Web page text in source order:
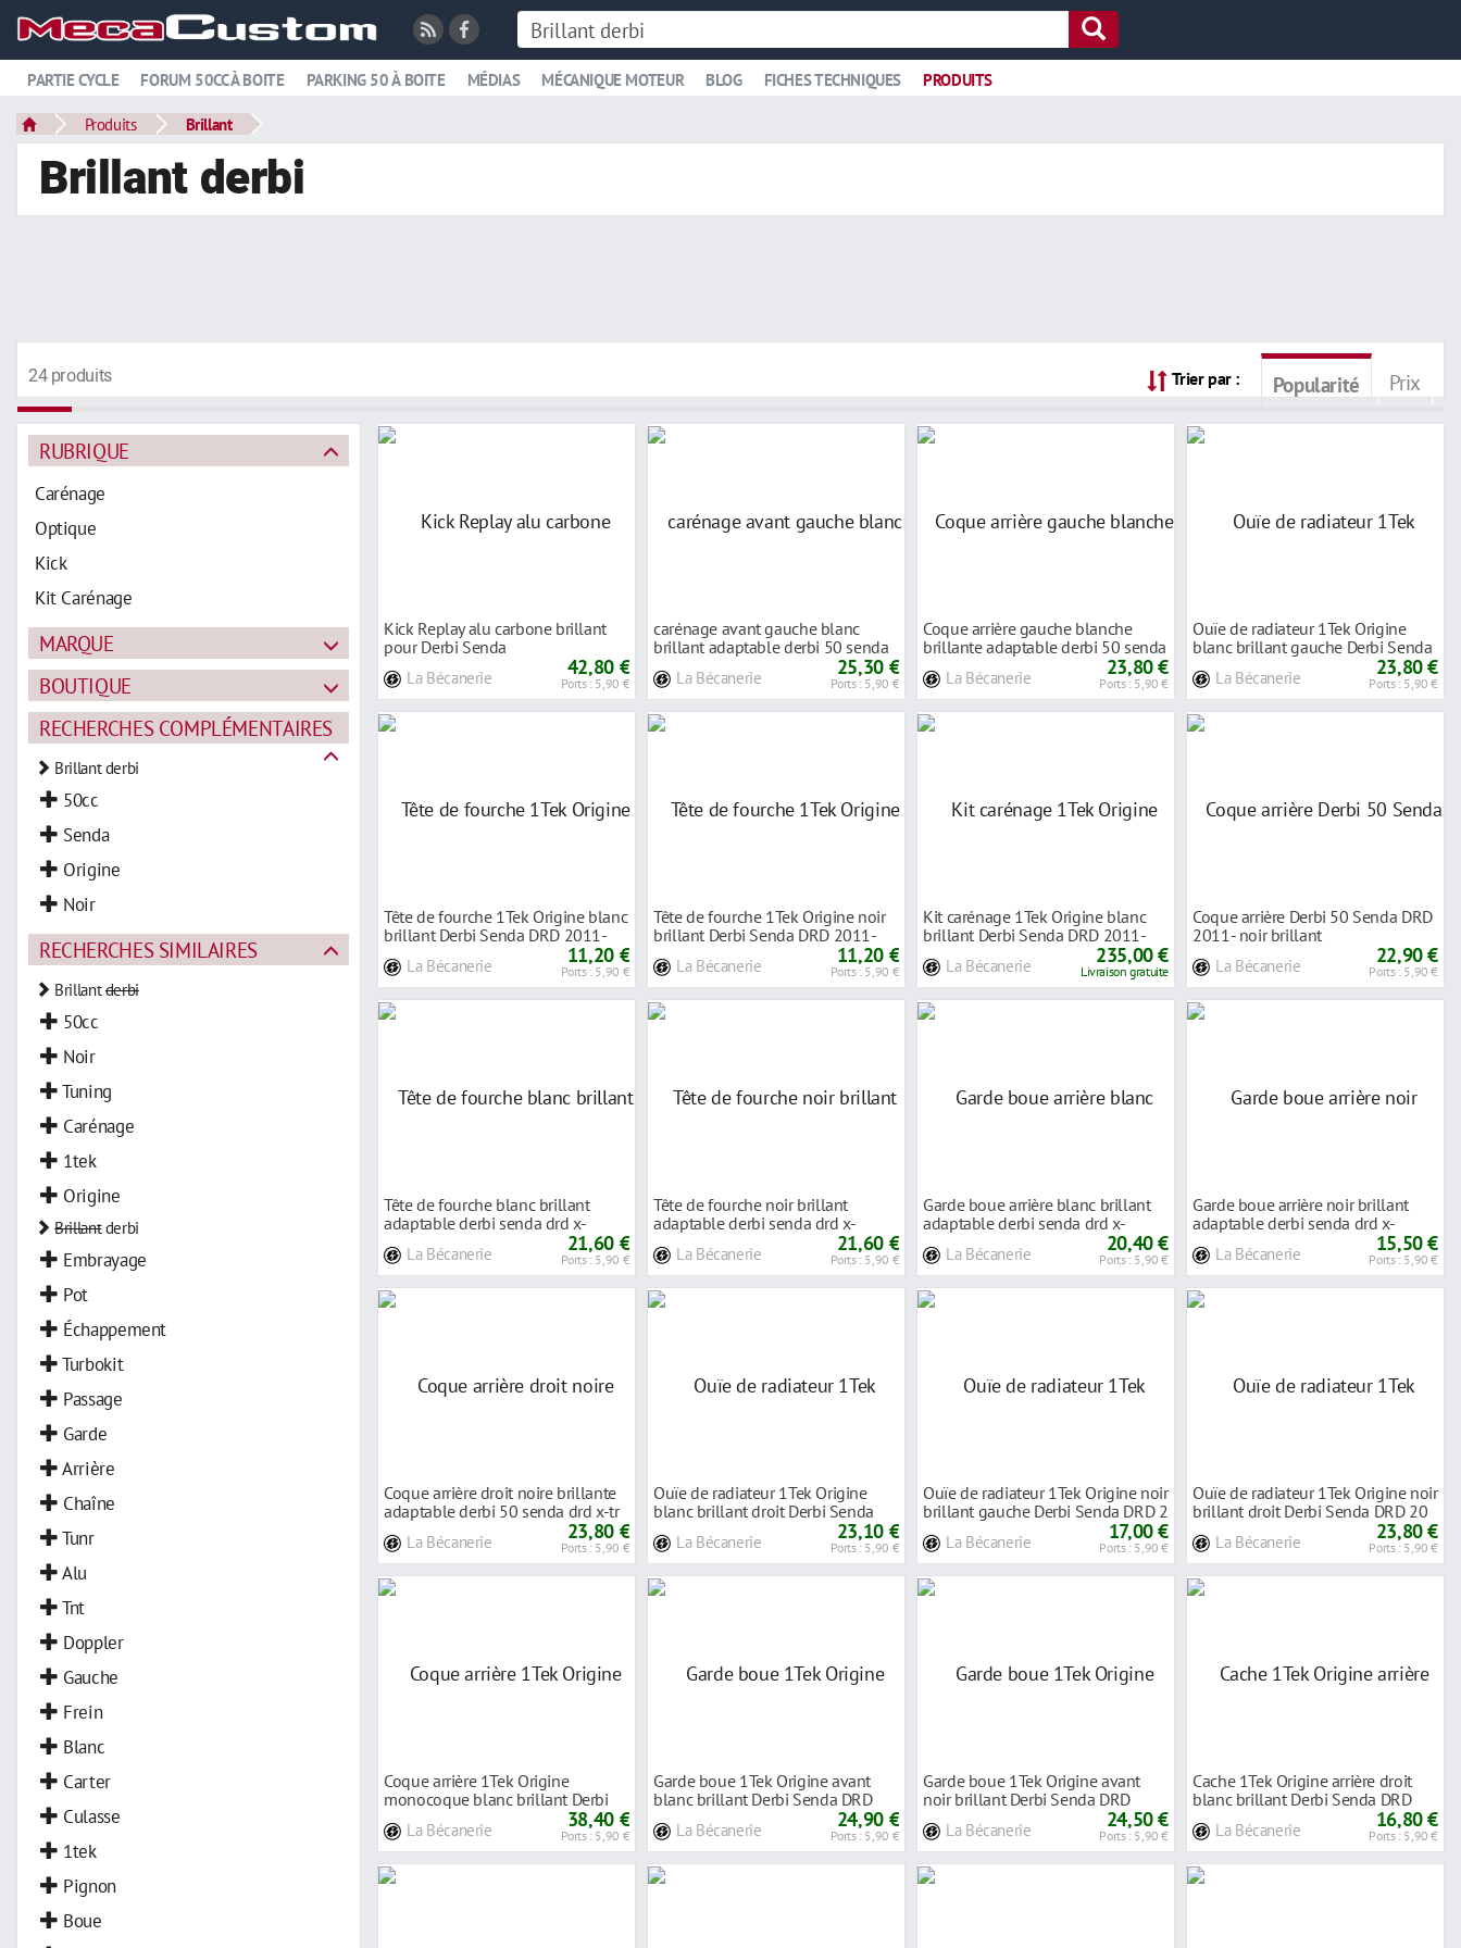
PARTIE CYCLE FORUM 50CC À BOITE PARKING 50 À BOITE MÉDIAS MÉCANIQUE MOTEUR BLOG FICHES TECHNIQUES PRODUITS
Produits Brillant
Brillant derbi
24 produits Trier par : Popularité Prix
RUBRIQUE
Carénage
Optique
Kick
Kit Carénage
MARQUE
BOUTIQUE
RECHERCHES COMPLÉMENTAIRES
Brillant derbi
50cc
Senda
Origine
Noir
RECHERCHES SIMILAIRES
Brillantderbi
50cc
Noir
Tuning
Carénage
1tek
Origine
Brillantderbi
Embrayage
Pot
Échappement
Turbokit
Passage
Garde
Arrière
Chaîne
Tunr
Alu
Tnt
Doppler
Gauche
Frein
Blanc
Carter
Culasse
1tek
Pignon
Boue
Kick Replay alu carbone brillant
pour Derbi Senda
La Bécanerie 42,80 €
Ports : 5,90 €
carénage avant gauche blanc
brillant adaptable derbi 50 senda
La Bécanerie 25,30 €
Ports : 5,90 €
Coque arrière gauche blanche
brillante adaptable derbi 50 senda
La Bécanerie 23,80 €
Ports : 5,90 €
Ouïe de radiateur 1Tek Origine
blanc brillant gauche Derbi Senda
La Bécanerie 23,80 €
Ports : 5,90 €
Tête de fourche 1Tek Origine blanc
brillant Derbi Senda DRD 2011-
La Bécanerie 11,20 €
Ports : 5,90 €
Tête de fourche 1Tek Origine noir
brillant Derbi Senda DRD 2011-
La Bécanerie 11,20 €
Ports : 5,90 €
Kit carénage 1Tek Origine blanc
brillant Derbi Senda DRD 2011-
La Bécanerie 235,00 €
Livraison gratuite
Coque arrière Derbi 50 Senda DRD
2011- noir brillant
La Bécanerie 22,90 €
Ports : 5,90 €
Tête de fourche blanc brillant
adaptable derbi senda drd x-
La Bécanerie 21,60 €
Ports : 5,90 €
Tête de fourche noir brillant
adaptable derbi senda drd x-
La Bécanerie 21,60 €
Ports : 5,90 €
Garde boue arrière blanc brillant
adaptable derbi senda drd x-
La Bécanerie 20,40 €
Ports : 5,90 €
Garde boue arrière noir brillant
adaptable derbi senda drd x-
La Bécanerie 15,50 €
Ports : 5,90 €
Coque arrière droit noire brillante
adaptable derbi 50 senda drd x-tr
La Bécanerie 23,80 €
Ports : 5,90 €
Ouïe de radiateur 1Tek Origine
blanc brillant droit Derbi Senda
La Bécanerie 23,10 €
Ports : 5,90 €
Ouïe de radiateur 1Tek Origine noir
brillant gauche Derbi Senda DRD 2
La Bécanerie 17,00 €
Ports : 5,90 €
Ouïe de radiateur 1Tek Origine noir
brillant droit Derbi Senda DRD 20
La Bécanerie 23,80 €
Ports : 5,90 €
Coque arrière 1Tek Origine
monocoque blanc brillant Derbi
La Bécanerie 38,40 €
Ports : 5,90 €
Garde boue 1Tek Origine avant
blanc brillant Derbi Senda DRD
La Bécanerie 24,90 €
Ports : 5,90 €
Garde boue 1Tek Origine avant
noir brillant Derbi Senda DRD
La Bécanerie 24,50 €
Ports : 5,90 €
Cache 1Tek Origine arrière droit
blanc brillant Derbi Senda DRD
La Bécanerie 16,80 €
Ports : 5,90 €